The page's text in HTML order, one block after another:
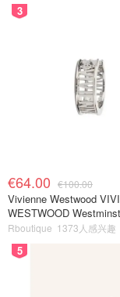
3
€64.00 €100.00
Vivienne Westwood
WESTWOOD
环
Rboutique 1373人感兴趣
5